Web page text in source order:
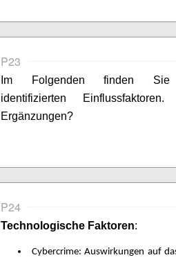
P23
Im Folgenden finden
identifizierten
Ergänzungen?
P24
Technologische Faktoren:
Cybercrime: Auswirkungen auf